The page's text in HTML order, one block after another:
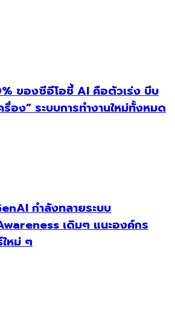
ของซีอีโอชี้ AI คือตัวเร่ง บีบ
อง” ระบบการทำงานใหม่ทั้งหมด
กำลังทลายระบบ
เดิมๆ แนะองค์กร
หม่ ๆ